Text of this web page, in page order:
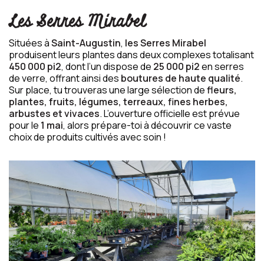
Les Serres Mirabel
Situées àSaint-Augustin, les Serres Mirabel
produisent leurs plantes dans deux complexes totalisant
450 000 pi2, dont l’un dispose de 25 000 pi2en serres
de verre, offrant ainsi des boutures de haute qualité.
Sur place, tu trouveras une large sélection defleurs,
plantes, fruits, légumes, terreaux, fines herbes,
arbustes et vivaces. L’ouverture officielle est prévue
pour le 1 mai, alors prépare-toi à découvrir ce vaste
choix de produits cultivés avec soin !